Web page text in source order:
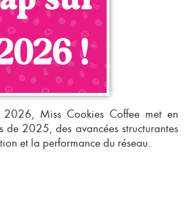
2026, Miss Cookies Coffee met en
de 2025, des avancées structurantes
et la performance du réseau.